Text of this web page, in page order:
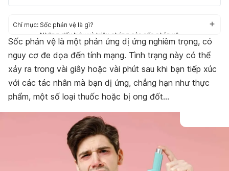
Chỉ mục: Sốc phản vệ là gì?
Những dấu hiệu và triệu chứng của sốc phản vệ
Nguyên nhân sốc phản vệ là gì?
Chẩn đoán và điều trị
Phòng ngừa nguy cơ sốc phản vệ như thế nào?
Sốc phản vệ là một phản ứng dị ứng nghiêm trọng, có
nguy cơ đe dọa đến tính mạng. Tình trạng này có thể
xảy ra trong vài giây hoặc vài phút sau khi bạn tiếp xúc
với các tác nhân mà bạn dị ứng, chẳng hạn như thực
phẩm, một số loại thuốc hoặc bị ong đốt…